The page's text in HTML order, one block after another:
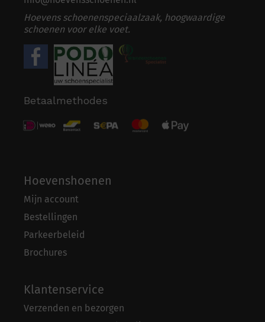
Hoevens schoenenspeciaalzaak, hoogwaardige
schoenen voor elke voet.
Betaalmethodes
Hoevenshoenen
Mijn account
Bestellingen
Parkeerbeleid
Brochures
Klantenservice
Verzenden en bezorgen